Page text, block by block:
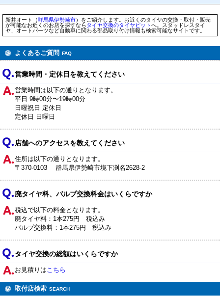
新井オート（群馬県伊勢崎市）をご紹介します。お近くのタイヤの交換・取付・販売
が可能なお近くのお店を探すならタイヤ交換のタイヤピットへ。スタッドレスタイ
ヤ、オートパーツなど自動車に関わる部品取り付け情報も検索可能なサイトです。
よくあるご質問 FAQ
営業時間・定休日を教えてください
営業時間は以下の通りとなります。
平日 9時00分〜19時00分
日曜祝日 定休日
定休日 日曜日
店舗へのアクセスを教えてください
住所は以下の通りとなります。
〒370-0103 群馬県伊勢崎市境下渕名2628-2
廃タイヤ料、バルブ交換料金はいくらですか
税込で以下の料金となります。
廃タイヤ料：1本275円 税込み
バルブ交換料：1本275円 税込み
タイヤ交換の総額はいくらですか
お見積りはこちら
取付店検索 SEARCH